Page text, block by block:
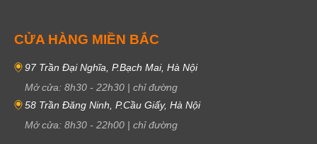
CỬA HÀNG MIỀN BẮC
97 Trần Đại Nghĩa, P.Bạch Mai, Hà Nội
Mở cửa: 8h30 - 22h30 | chỉ đường
58 Trần Đăng Ninh, P.Cầu Giấy, Hà Nội
Mở cửa: 8h30 - 22h00 | chỉ đường